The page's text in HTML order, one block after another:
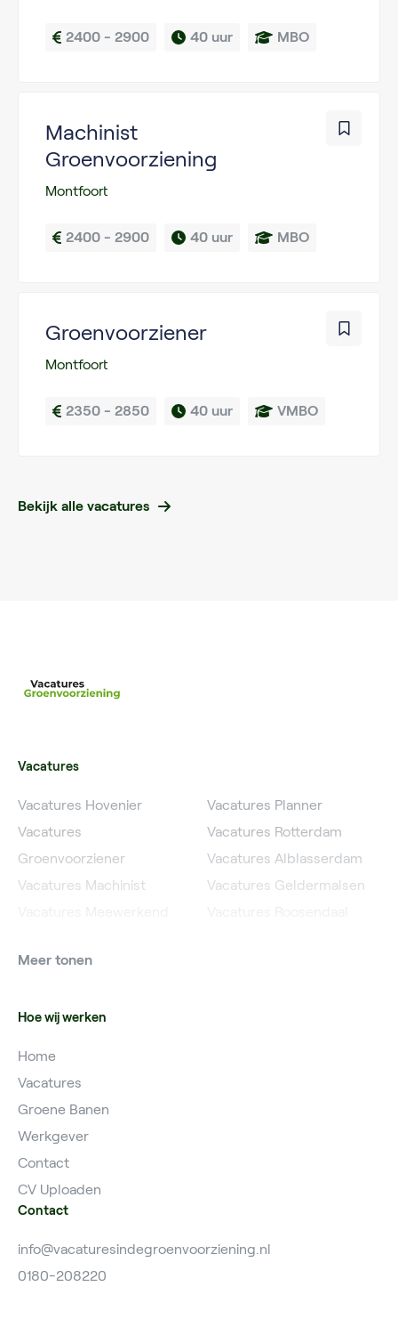
2400 - 2900 40 uur MBO
Machinist
Groenvoorziening
Montfoort
2400 - 2900 40 uur MBO
Groenvoorziener
Montfoort
2350 - 2850 40 uur VMBO
Bekijk alle vacatures
Vacatures
Vacatures Hovenier
Vacatures
Groenvoorziener
Vacatures Machinist
Vacatures Grondwerker
Vacatures Planner
Vacatures Rotterdam
Vacatures Alblasserdam
Vacatures Geldermalsen
Meer tonen
Hoe wij werken
Home
Vacatures
Groene Banen
Werkgever
Contact
CV Uploaden
Contact
info@vacaturesindegroenvoorziening.nl
0180-208220